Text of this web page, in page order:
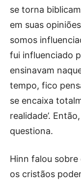
se torna
em suas
somos
fui influenciado
ensinavam
tempo, fico
se encaixa
realidade’.
questiona.
Hinn falou
os cristãos